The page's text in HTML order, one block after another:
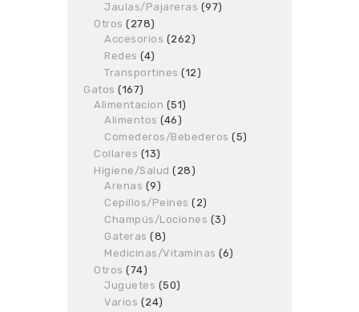
Jaulas/Pajareras 9797
Otros 278278
products
Accesorios 262262
Redes 44
products
Transportines 1212
Gatos 167167
products
Alimentacion 5151
Alimentos 4646
products
Comederos/Bebederos 55
Collares 1313
products
Higiene/Salud 2828
Arenas 99
products
Cepillos/Peines 22
products
Champús/Lociones 33
Gateras 88
products
Medicinas/Vitaminas 66
Otros 7474
products
Juguetes 5050
Varios 2424